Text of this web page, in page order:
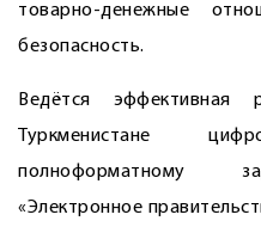
товарно-денежные
безопасность.
Ведётся
Туркменистане
полноформатному
«Электронное